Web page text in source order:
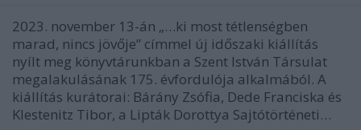
2023. november 13-án „…ki most tétlenségben
marad, nincs jövője” címmel új időszaki kiállítás
nyílt meg könyvtárunkban a Szent István Társulat
megalakulásának 175. évfordulója alkalmából. A
kiállítás kurátorai: Bárány Zsófia, Dede Franciska és
Klestenitz Tibor, a Lipták Dorottya Sajtótörténeti…